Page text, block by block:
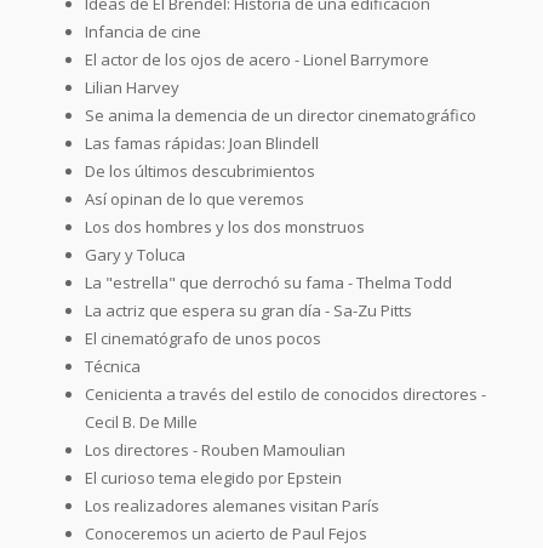
Infancia de cine
El actor de los ojos de acero - Lionel Barrymore
Lilian Harvey
Se anima la demencia de un director cinematográfico
Las famas rápidas: Joan Blindell
De los últimos descubrimientos
Así opinan de lo que veremos
Los dos hombres y los dos monstruos
Gary y Toluca
La "estrella" que derrochó su fama - Thelma Todd
La actriz que espera su gran día - Sa-Zu Pitts
El cinematógrafo de unos pocos
Técnica
Cenicienta a través del estilo de conocidos directores -
Cecil B. De Mille
Los directores - Rouben Mamoulian
El curioso tema elegido por Epstein
Los realizadores alemanes visitan París
Conoceremos un acierto de Paul Fejos